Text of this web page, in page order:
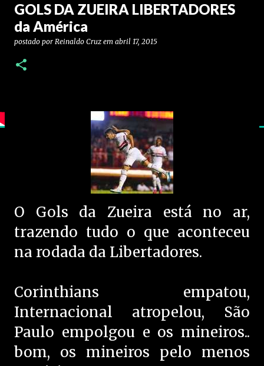
GOLS DA ZUEIRA LIBERTADORES
da América
postado por Reinaldo Cruz em abril 17, 2015
O Gols da Zueira está no ar,
trazendo tudo o que aconteceu
na rodada da Libertadores.
Corinthians empatou,
Internacional atropelou, São
Paulo empolgou e os mineiros..
bom, os mineiros pelo menos